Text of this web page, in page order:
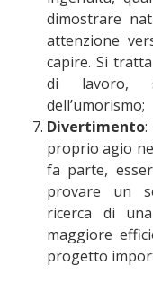
dimostrare
attenzione
capire. Si
di lavoro,
dell’umorismo;
Divertimento:
proprio agio
fa parte,
provare un
ricerca di
maggiore
progetto